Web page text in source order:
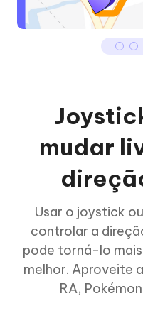
mudar
Usar o joystick
controlar a
pode torná-lo
melhor. Aproveite
RA,